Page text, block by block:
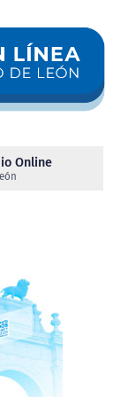
de trayectoria
visual. Con
la
un
razón,
colectivos.
este símbolo
y
el